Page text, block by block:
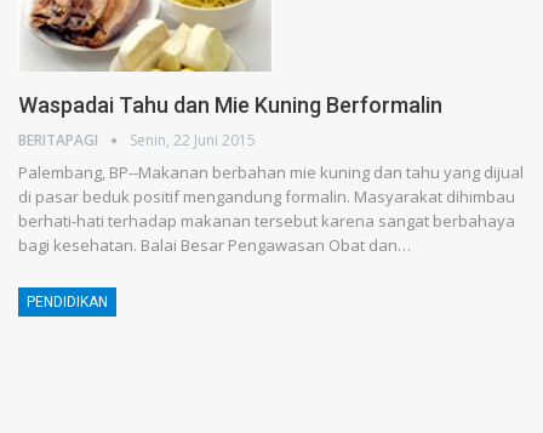
Waspadai Tahu dan Mie Kuning Berformalin
BERITAPAGI Senin, 22 Juni 2015
Palembang, BP--Makanan berbahan mie kuning dan tahu yang dijual
di pasar beduk positif mengandung formalin. Masyarakat dihimbau
berhati-hati terhadap makanan tersebut karena sangat berbahaya
bagi kesehatan. Balai Besar Pengawasan Obat dan…
PENDIDIKAN